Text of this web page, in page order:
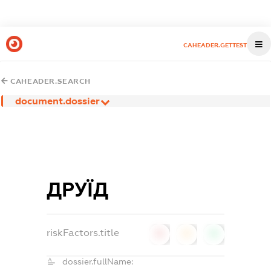
CAHEADER.GETTEST
CAHEADER.SEARCH
document.dossier
ДРУЇД
riskFactors.title
dossier.fullName: